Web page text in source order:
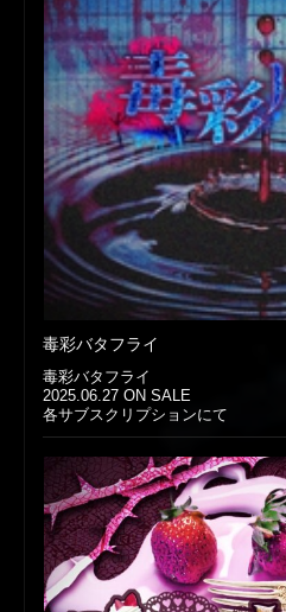
毒彩バタフライ
毒彩バタフライ
2025.06.27 ON SALE
各サブスクリプションにて